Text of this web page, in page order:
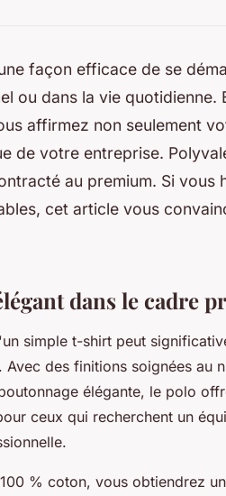
façon efficace de se
ou dans la vie quotidienne.
affirmez non seulement
de votre entreprise.
au premium. Si vous
cet article vous
dans le cadre
simple t-shirt peut
des finitions soignées au
élégante, le polo
ceux qui recherchent un
% coton, vous obtiendrez